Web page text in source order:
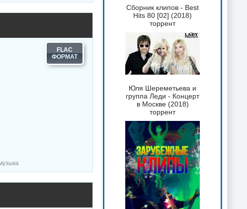
FLAC
Сборник клипов - Best
Hits 80 [02] (2018)
торрент
Юля Шереметьева и
группа Леди - Концерт
в Москве (2018)
торрент